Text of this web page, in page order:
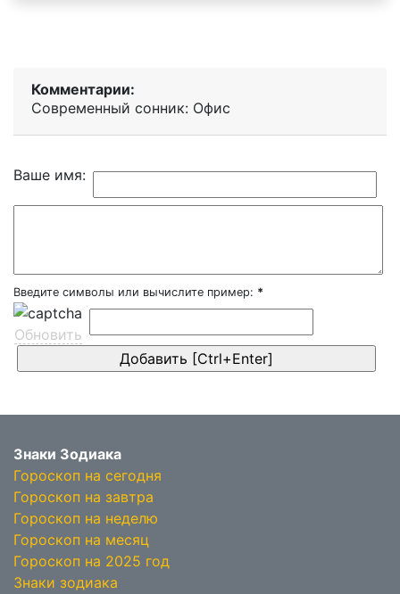
Комментарии:
Современный сонник: Офис
Ваше имя:
Введите символы или вычислите пример: *
Обновить
Знаки Зодиака
Гороскоп на сегодня
Гороскоп на завтра
Гороскоп на неделю
Гороскоп на месяц
Гороскоп на 2025 год
Знаки зодиака